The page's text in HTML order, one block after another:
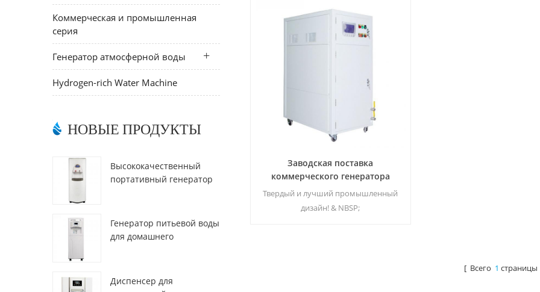
Коммерческая и промышленная
серия
Генератор атмосферной воды
Hydrogen-rich Water Machine
НОВЫЕ ПРОДУКТЫ
Высококачественный
портативный генератор
Генератор питьевой воды
для домашнего
Диспенсер для
Заводская поставка
коммерческого генератора
атмосферной воды 100л ЕА-100
Твердый и лучший промышленный
дизайн! & NBSP;
[ Всего 1